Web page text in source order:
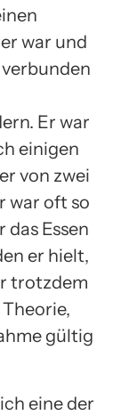
war und
Er war
einigen
von zwei
war oft so
Essen
er hielt,
trotzdem
gültig
eine der